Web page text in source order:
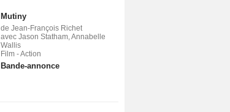
Mutiny
de Jean-François Richet
avec Jason Statham, Annabelle
Wallis
Film - Action
Bande-annonce